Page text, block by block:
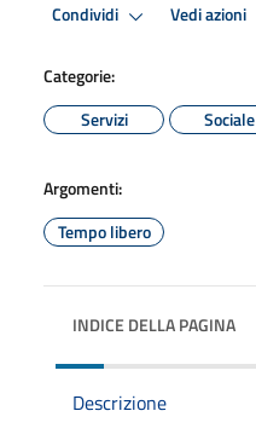
Condividi Vedi azioni
Categorie:
Servizi
Sociale
Argomenti:
Tempo libero
INDICE DELLA PAGINA
Descrizione